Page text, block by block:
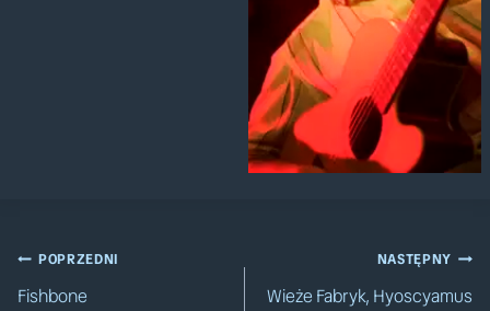
Nawigacja
POPRZEDNI
Fishbone
NASTĘPNY
Wieże Fabryk, Hyoscyamus